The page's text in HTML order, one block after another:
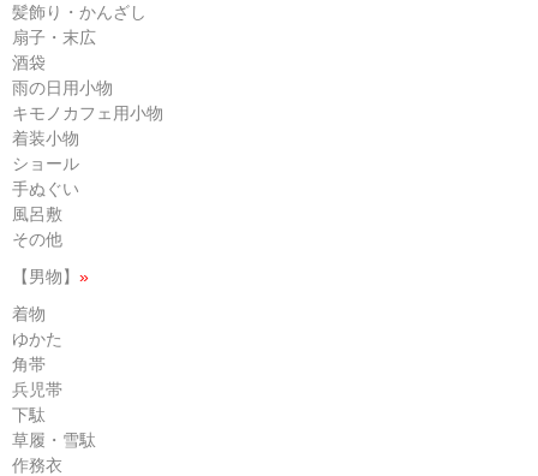
髪飾り・かんざし
扇子・末広
酒袋
雨の日用小物
キモノカフェ用小物
着装小物
ショール
手ぬぐい
風呂敷
その他
【男物】 »
着物
ゆかた
角帯
兵児帯
下駄
草履・雪駄
作務衣